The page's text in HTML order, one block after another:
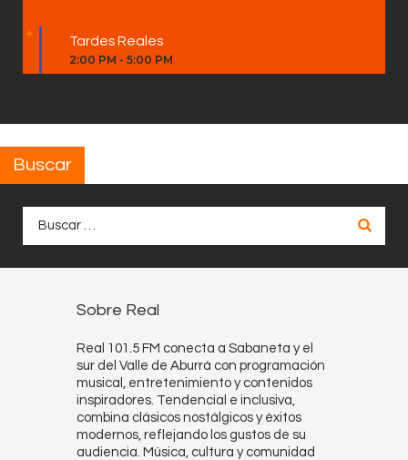
Tardes Reales
2:00 PM - 5:00 PM
Buscar
Sobre Real
Real 101.5 FM conecta a Sabaneta y el
sur del Valle de Aburrá con programación
musical, entretenimiento y contenidos
inspiradores. Tendencial e inclusiva,
combina clásicos nostálgicos y éxitos
modernos, reflejando los gustos de su
audiencia. Música, cultura y comunidad